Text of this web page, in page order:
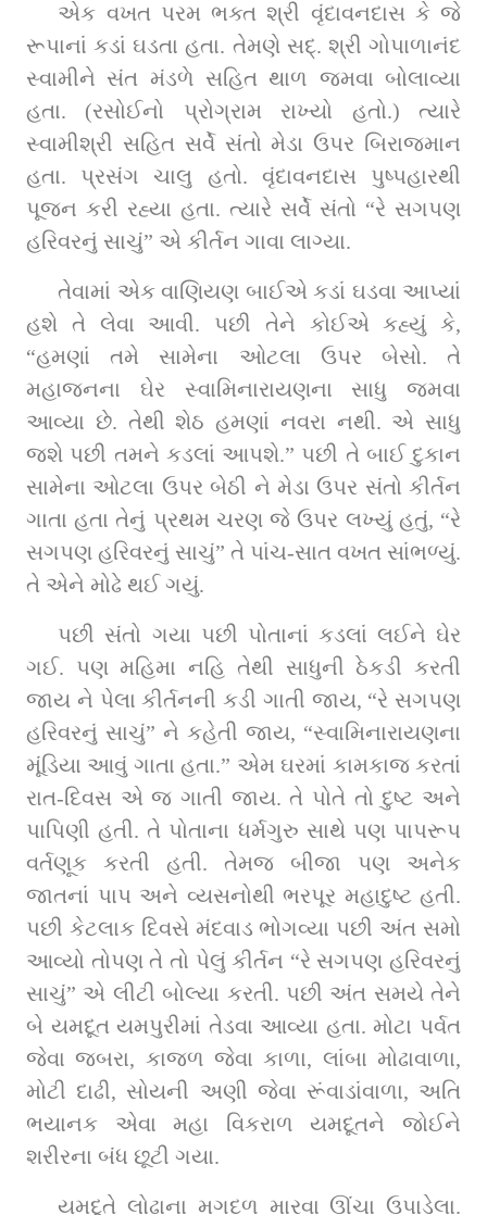
એક વખત પરમ ભક્ત શ્રી વૃંદાવનદાસ કે જે
રૂપાનાં કડાં ઘડતા હતા. તેમણે સદ્‌. શ્રી ગોપાળાનંદ
સ્વામીને સંત મંડળે સહિત થાળ જમવા બોલાવ્યા
હતા. (રસોઈનો પ્રોગ્રામ રાખ્યો હતો.) ત્યારે
સ્વામીશ્રી સહિત સર્વે સંતો મેડા ઉપર બિરાજમાન
હતા. પ્રસંગ ચાલુ હતો. વૃંદાવનદાસ પુષ્પહારથી
પૂજન કરી રહ્યા હતા. ત્યારે સર્વે સંતો “રે સગપણ
હરિવરનું સાચું” એ કીર્તન ગાવા લાગ્યા.
તેવામાં એક વાણિયણ બાઈએ કડાં ઘડવા આપ્યાં
હશે તે લેવા આવી. પછી તેને કોઈએ કહ્યું કે,
“હમણાં તમે સામેના ઓટલા ઉપર બેસો. તે
મહાજનના ઘેર સ્વામિનારાયણના સાધુ જમવા
આવ્યા છે. તેથી શેઠ હમણાં નવરા નથી. એ સાધુ
જશે પછી તમને કડલાં આપશે.” પછી તે બાઈ દુકાન
સામેના ઓટલા ઉપર બેઠી ને મેડા ઉપર સંતો કીર્તન
ગાતા હતા તેનું પ્રથમ ચરણ જે ઉપર લખ્યું હતું, “રે
સગપણ હરિવરનું સાચું” તે પાંચ-સાત વખત સાંભળ્યું.
તે એને મોઢે થઈ ગયું.
પછી સંતો ગયા પછી પોતાનાં કડલાં લઈને ઘેર
ગઈ. પણ મહિમા નહિ તેથી સાધુની ઠેકડી કરતી
જાય ને પેલા કીર્તનની કડી ગાતી જાય, “રે સગપણ
હરિવરનું સાચું” ને કહેતી જાય, “સ્વામિનારાયણના
મૂંડિયા આવું ગાતા હતા.” એમ ઘરમાં કામકાજ કરતાં
રાત-દિવસ એ જ ગાતી જાય. તે પોતે તો દુષ્ટ અને
પાપિણી હતી. તે પોતાના ધર્મગુરુ સાથે પણ પાપરૂપ
વર્તણૂક કરતી હતી. તેમજ બીજા પણ અનેક
જાતનાં પાપ અને વ્યસનોથી ભરપૂર મહાદુષ્ટ હતી.
પછી કેટલાક દિવસે મંદવાડ ભોગવ્યા પછી અંત સમો
આવ્યો તોપણ તે તો પેલું કીર્તન “રે સગપણ હરિવરનું
સાચું” એ લીટી બોલ્યા કરતી. પછી અંત સમયે તેને
બે યમદૂત યમપુરીમાં તેડવા આવ્યા હતા. મોટા પર્વત
જેવા જબરા, કાજળ જેવા કાળા, લાંબા મોઢાવાળા,
મોટી દાઢી, સોયની અણી જેવા રૂંવાડાંવાળા, અતિ
ભયાનક એવા મહા વિકરાળ યમદૂતને જોઈને
શરીરના બંધ છૂટી ગયા.
યમદૂતે લોઢાના મગદળ મારવા ઊંચા ઉપાડેલા.